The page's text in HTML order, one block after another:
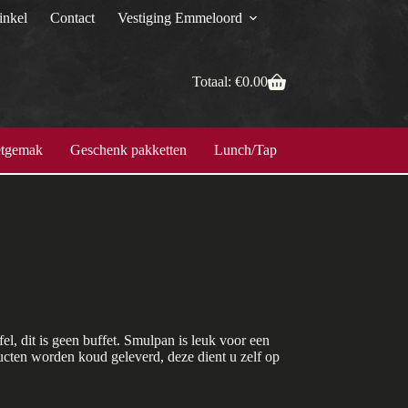
Contact Vestiging Emmeloord
Totaal: €0.00
Geschenk pakketten Lunch/Tapas
dit is geen buffet. Smulpan is leuk voor een
worden koud geleverd, deze dient u zelf op